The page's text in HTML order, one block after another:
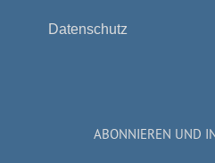
Datenschutz
ABONNIEREN UND